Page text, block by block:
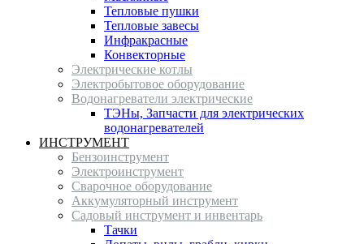
Тепловые пушки
Тепловые завесы
Инфракрасные
Конвекторные
Электрические котлы
Электробытовое оборудование
Водонагреватели электрические
ТЭНы, Запчасти для электрических
водонагревателей
ИНСТРУМЕНТ
Бензоинструмент
Электроинструмент
Сварочное оборудование
Аккумуляторный инструмент
Садовый инструмент и инвентарь
Тачки